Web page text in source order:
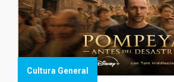
Cultura General